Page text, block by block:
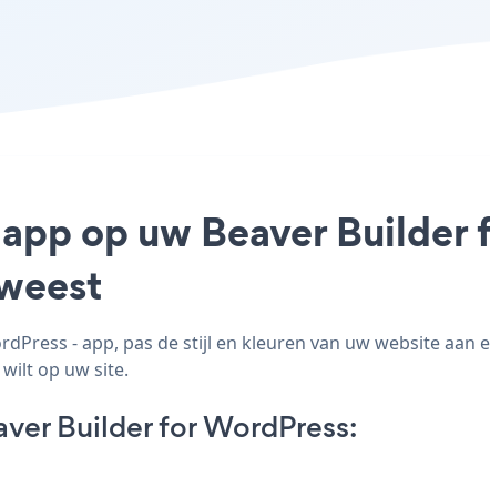
op uw Beaver Builder
- app, pas de stijl en kleuren van uw website aan
op uw site.
Builder for WordPress: